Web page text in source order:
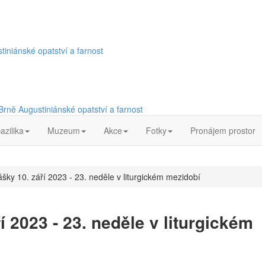
opatství a farnost
Augustiniánské opatství a farnost
Muzeum Akce Fotky Pronájem prostor
10. září 2023 - 23. neděle v liturgickém mezidobí
2023 - 23. neděle v liturgickém